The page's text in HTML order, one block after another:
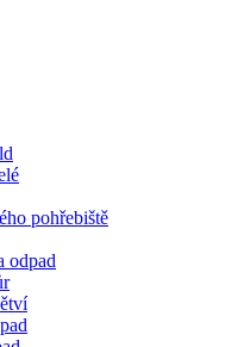
pohřebiště
odpad